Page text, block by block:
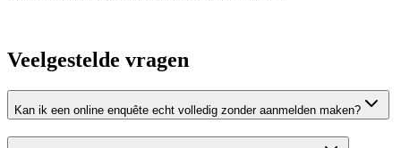
Veelgestelde vragen
Kan ik een online enquête echt volledig zonder aanmelden maken?